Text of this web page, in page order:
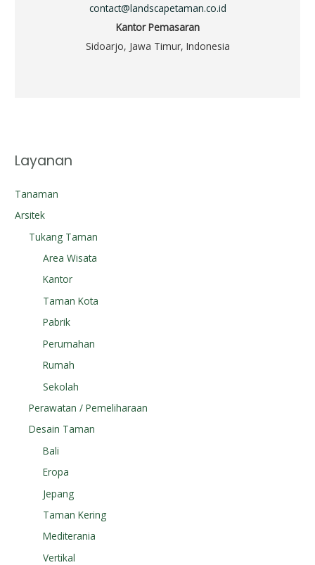
contact@landscapetaman.co.id
Kantor Pemasaran
Sidoarjo, Jawa Timur, Indonesia
Layanan
Tanaman
Arsitek
Tukang Taman
Area Wisata
Kantor
Taman Kota
Pabrik
Perumahan
Rumah
Sekolah
Perawatan / Pemeliharaan
Desain Taman
Bali
Eropa
Jepang
Taman Kering
Mediterania
Vertikal